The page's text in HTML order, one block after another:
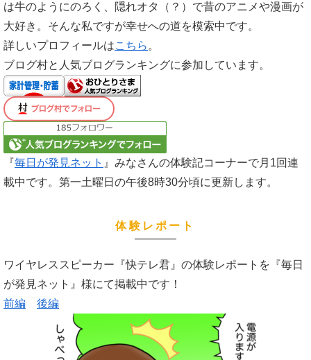
は牛のようにのろく、隠れオタ（？）で昔のアニメや漫画が
大好き。そんな私ですが幸せへの道を模索中です。
詳しいプロフィールはこちら。
ブログ村と人気ブログランキングに参加しています。
『 毎日が発見ネット 』みなさんの体験記コーナーで月1回連
載中です。第一土曜日の午後8時30分頃に更新します。
体験レポート
ワイヤレススピーカー『快テレ君』の体験レポートを『毎日
が発見ネット』様にて掲載中です！
前編
後編